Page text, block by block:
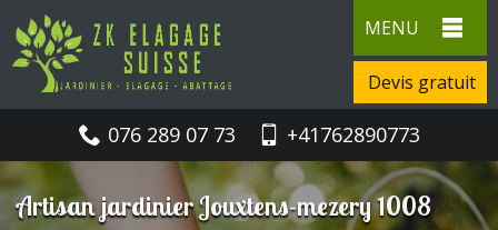
MENU
Devis gratuit
076 289 07 73 +41762890773
Artisan jardinier Jouxtens-mezery 1008